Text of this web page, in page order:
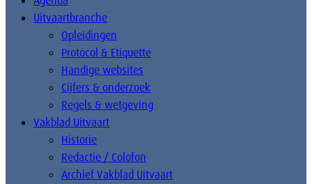
Uitvaartbranche
Opleidingen
Protocol & Etiquette
Handige websites
Cijfers & onderzoek
Regels & wetgeving
Vakblad Uitvaart
Historie
Redactie / Colofon
Archief Vakblad Uitvaart